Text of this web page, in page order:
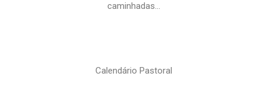
caminhadas…
Calendário Pastoral